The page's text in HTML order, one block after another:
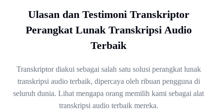
Ulasan dan Testimoni Transkriptor
Perangkat Lunak Transkripsi Audio
Terbaik
Transkriptor diakui sebagai salah satu solusi perangkat lunak
transkripsi audio terbaik, dipercaya oleh ribuan pengguna di
seluruh dunia. Lihat mengapa orang memilih kami sebagai alat
transkripsi audio terbaik mereka.